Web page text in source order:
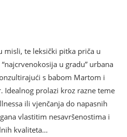
misli, te leksički pitka priča u
u gradu” urbana
s babom Martom i
Idealnog prolazi kroz razne teme
ili vjenčanja do napasnih
vlastitim nesavršenostima i
kvaliteta…